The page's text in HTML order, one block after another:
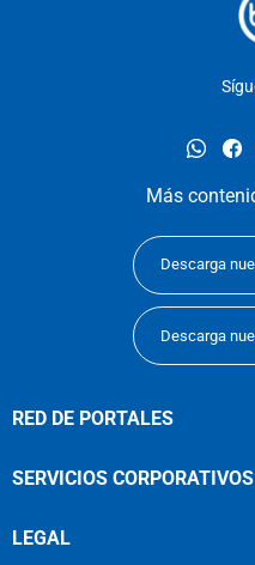
Más
Descarga
Descarga
RED DE PORTALES
SERVICIOS CORPORATIVOS
LEGAL